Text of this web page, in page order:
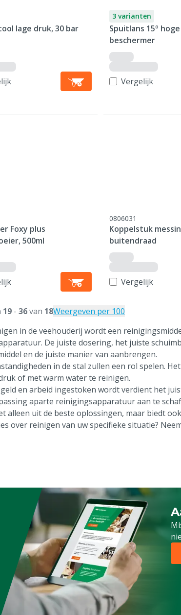
lage druk, 30 bar
3 varianten
Spuitlans 15º
beschermer
Vergelijk
Foxy plus
500ml
0806031
Koppelstuk
buitendraad
Vergelijk
19 - 36van 18Weergeven per 100
in de veehouderij wordt een
De juiste dosering, het juiste
en de juiste manier van aanbrengen.
in de stal zullen een rol spelen.
of met warm water te reinigen.
en arbeid ingestoken wordt verdient het
aparte reinigingsapparatuur aan te
alleen uit de beste oplossingen, maar biedt
over reinigen van uw specifieke situatie?